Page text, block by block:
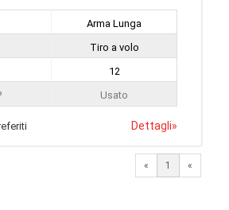
Arma Lunga
Tiro a volo
12
Usato
Dettagli»
« 1 «